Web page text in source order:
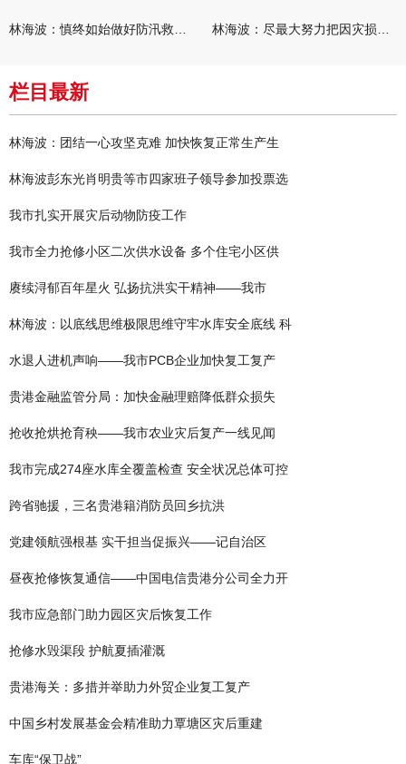
栏目最新
林海波：团结一心攻坚克难 加快恢复正常生产生
林海波彭东光肖明贵等市四家班子领导参加投票选
我市扎实开展灾后动物防疫工作
我市全力抢修小区二次供水设备 多个住宅小区供
赓续浔郁百年星火 弘扬抗洪实干精神——我市
林海波：以底线思维极限思维守牢水库安全底线 科
水退人进机声响——我市PCB企业加快复工复产
贵港金融监管分局：加快金融理赔降低群众损失
抢收抢烘抢育秧——我市农业灾后复产一线见闻
我市完成274座水库全覆盖检查 安全状况总体可控
跨省驰援，三名贵港籍消防员回乡抗洪
党建领航强根基 实干担当促振兴——记自治区
昼夜抢修恢复通信——中国电信贵港分公司全力开
我市应急部门助力园区灾后恢复工作
抢修水毁渠段 护航夏插灌溉
贵港海关：多措并举助力外贸企业复工复产
中国乡村发展基金会精准助力覃塘区灾后重建
车库“保卫战”